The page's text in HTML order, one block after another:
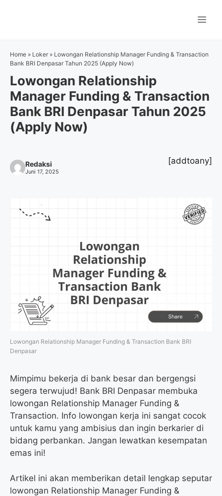
Home » Loker » Lowongan Relationship Manager Funding & Transaction
Bank BRI Denpasar Tahun 2025 (Apply Now)
Lowongan Relationship
Manager Funding & Transaction
Bank BRI Denpasar Tahun 2025
(Apply Now)
Redaksi
Juni 17, 2025
[addtoany]
Lowongan Relationship Manager Funding & Transaction Bank BRI
Denpasar
Mimpimu bekerja di bank besar dan bergengsi
segera terwujud! Bank BRI Denpasar membuka
lowongan Relationship Manager Funding &
Transaction. Info lowongan kerja ini sangat cocok
untuk kamu yang ambisius dan ingin berkarier di
bidang perbankan. Jangan lewatkan kesempatan
emas ini!
Artikel ini akan memberikan detail lengkap seputar
lowongan Relationship Manager Funding &